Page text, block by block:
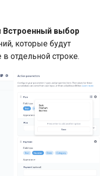
Встроенный выбор
которые будут
отдельной строке.